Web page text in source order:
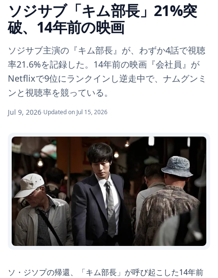
ソジサブ「キム部長」21%突
破、14年前の映画
ソジサブ主演の『キム部長』が、わずか4話で視聴
率21.6%を記録した。14年前の映画『会社員』が
Netflixで9位にランクインし逆走中で、ナムグンミ
ンと視聴率を競っている。
Jul 9, 2026·Updated on Jul 15, 2026
ソ・ジソプの帰還、「キム部長」が呼び起こした14年前